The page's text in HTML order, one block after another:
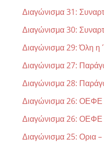
Διαγώνισμα 31:
Διαγώνισμα 30:
Διαγώνισμα 29: Όλη η
Διαγώνισμα 27:
Διαγώνισμα 28:
Διαγώνισμα 26: ΟΕΦΕ
Διαγώνισμα 26: ΟΕΦΕ
Διαγώνισμα 25: Ορια